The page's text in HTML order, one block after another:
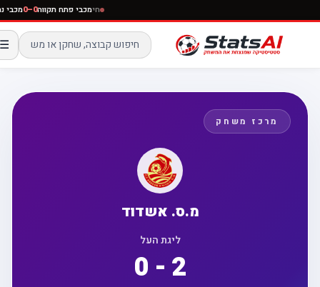
חימכבי פתח תקווה0–0
☰
מרכז משחק
מ.ס. אשדוד
ליגת העל
0 - 2